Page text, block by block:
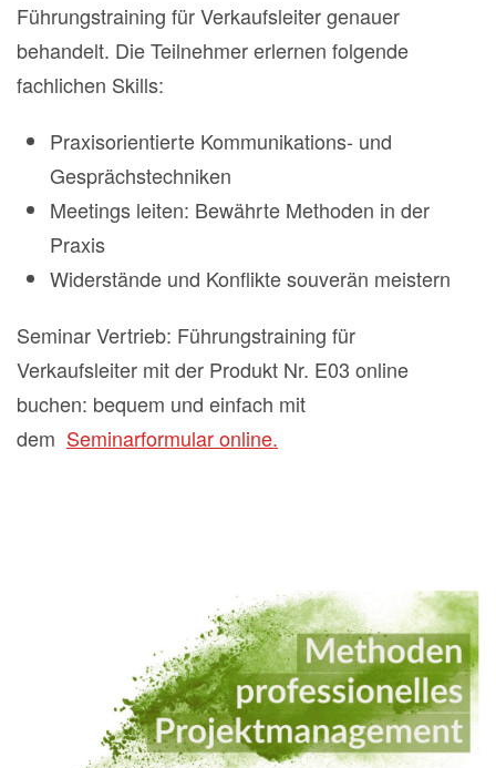
Führungstraining für Verkaufsleiter genauer
behandelt. Die Teilnehmer erlernen folgende
fachlichen Skills:
Praxisorientierte Kommunikations- und
Gesprächstechniken
Meetings leiten: Bewährte Methoden in der
Praxis
Widerstände und Konflikte souverän meistern
Seminar Vertrieb: Führungstraining für
Verkaufsleiter mit der Produkt Nr. E03 online
buchen: bequem und einfach mit
dem Seminarformular online.